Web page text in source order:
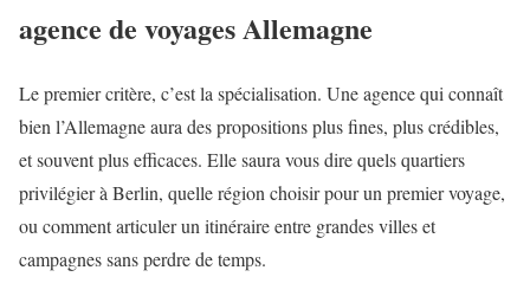
agence de voyages Allemagne
Le premier critère, c’est la spécialisation. Une agence qui connaît
bien l’Allemagne aura des propositions plus fines, plus crédibles,
et souvent plus efficaces. Elle saura vous dire quels quartiers
privilégier à Berlin, quelle région choisir pour un premier voyage,
ou comment articuler un itinéraire entre grandes villes et
campagnes sans perdre de temps.